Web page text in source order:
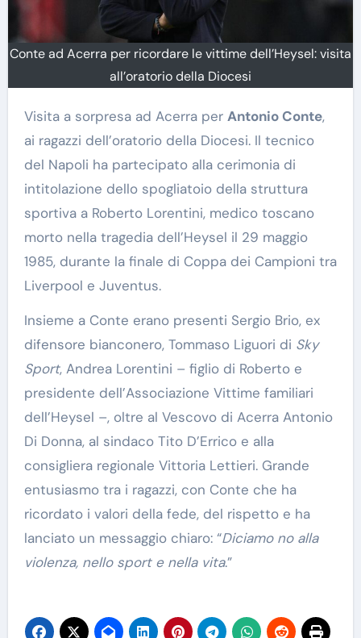
Conte ad Acerra per ricordare le vittime dell’Heysel: visita
all’oratorio della Diocesi
Visita a sorpresa ad Acerra per Antonio Conte,
ai ragazzi dell’oratorio della Diocesi. Il tecnico
del Napoli ha partecipato alla cerimonia di
intitolazione dello spogliatoio della struttura
sportiva a Roberto Lorentini, medico toscano
morto nella tragedia dell’Heysel il 29 maggio
1985, durante la finale di Coppa dei Campioni tra
Liverpool e Juventus.
Insieme a Conte erano presenti Sergio Brio, ex
difensore bianconero, Tommaso Liguori di Sky
Sport, Andrea Lorentini – figlio di Roberto e
presidente dell’Associazione Vittime familiari
dell’Heysel –, oltre al Vescovo di Acerra Antonio
Di Donna, al sindaco Tito D’Errico e alla
consigliera regionale Vittoria Lettieri. Grande
entusiasmo tra i ragazzi, con Conte che ha
ricordato i valori della fede, del rispetto e ha
lanciato un messaggio chiaro: “Diciamo no alla
violenza, nello sport e nella vita.”